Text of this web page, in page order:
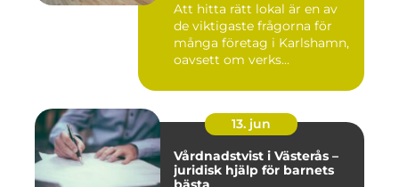
Att hitta rätt lokal är en av
de viktigaste frågorna för
många företag i Karlshamn,
oavsett om verks...
13. jun
Vårdnadstvist i Västerås –
juridisk hjälp för barnets